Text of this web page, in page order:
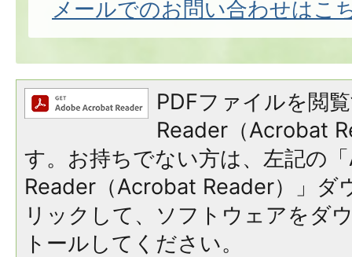
メールでのお問い合わせはこ
PDFファイルを閲
Reader（Acrobat
す。お持ちでない方は、左記の
Reader（Acrobat Reader）」ダ
リックして、ソフトウェアをダ
トールしてください。